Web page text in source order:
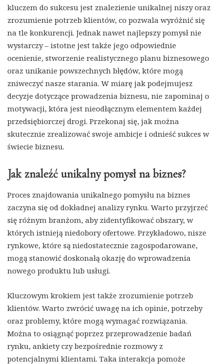
kluczem do sukcesu jest znalezienie unikalnej niszy oraz
zrozumienie potrzeb klientów, co pozwala wyróżnić się
na tle konkurencji. Jednak nawet najlepszy pomysł nie
wystarczy – istotne jest także jego odpowiednie
ocenienie, stworzenie realistycznego planu biznesowego
oraz unikanie powszechnych błędów, które mogą
zniweczyć nasze starania. W miarę jak podejmujesz
decyzje dotyczące prowadzenia biznesu, nie zapominaj o
motywacji, która jest nieodłącznym elementem każdej
przedsiębiorczej drogi. Przekonaj się, jak można
skutecznie zrealizować swoje ambicje i odnieść sukces w
świecie biznesu.
Jak znaleźć unikalny pomysł na biznes?
Proces znajdowania unikalnego pomysłu na biznes
zaczyna się od dokładnej analizy rynku. Warto przyjrzeć
się różnym branżom, aby zidentyfikować obszary, w
których istnieją niedobory ofertowe. Przykładowo, nisze
rynkowe, które są niedostatecznie zagospodarowane,
mogą stanowić doskonałą okazję do wprowadzenia
nowego produktu lub usługi.
Kluczowym krokiem jest także zrozumienie potrzeb
klientów. Warto zwrócić uwagę na ich opinie, potrzeby
oraz problemy, które mogą wymagać rozwiązania.
Można to osiągnąć poprzez przeprowadzenie badań
rynku, ankiety czy bezpośrednie rozmowy z
potencjalnymi klientami. Taka interakcja pomoże